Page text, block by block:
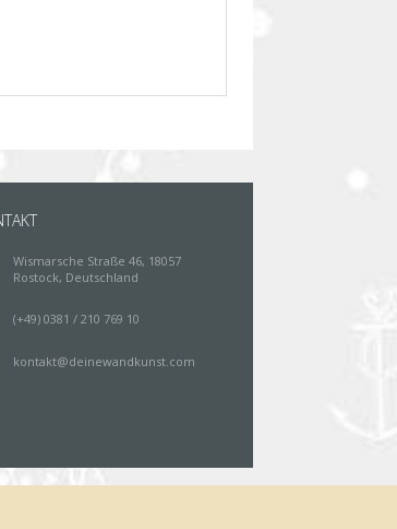
Wismarsche Straße 46, 18057
Rostock, Deutschland
(+49) 0381 / 210 769 10
kontakt@deinewandkunst.com